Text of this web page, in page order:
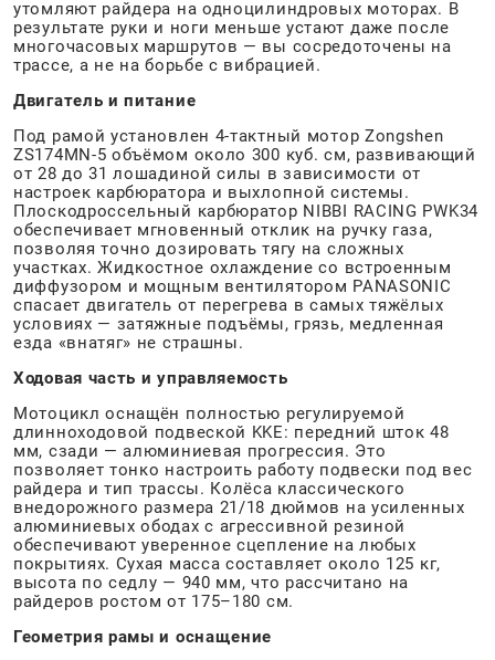
утомляют райдера на одноцилиндровых моторах. В
результате руки и ноги меньше устают даже после
многочасовых маршрутов — вы сосредоточены на
трассе, а не на борьбе с вибрацией.
Двигатель и питание
Под рамой установлен 4-тактный мотор Zongshen
ZS174MN-5 объёмом около 300 куб. см, развивающий
от 28 до 31 лошадиной силы в зависимости от
настроек карбюратора и выхлопной системы.
Плоскодроссельный карбюратор NIBBI RACING PWK34
обеспечивает мгновенный отклик на ручку газа,
позволяя точно дозировать тягу на сложных
участках. Жидкостное охлаждение со встроенным
диффузором и мощным вентилятором PANASONIC
спасает двигатель от перегрева в самых тяжёлых
условиях — затяжные подъёмы, грязь, медленная
езда «внатяг» не страшны.
Ходовая часть и управляемость
Мотоцикл оснащён полностью регулируемой
длинноходовой подвеской KKE: передний шток 48
мм, сзади — алюминиевая прогрессия. Это
позволяет тонко настроить работу подвески под вес
райдера и тип трассы. Колёса классического
внедорожного размера 21/18 дюймов на усиленных
алюминиевых ободах с агрессивной резиной
обеспечивают уверенное сцепление на любых
покрытиях. Сухая масса составляет около 125 кг,
высота по седлу — 940 мм, что рассчитано на
райдеров ростом от 175–180 см.
Геометрия рамы и оснащение